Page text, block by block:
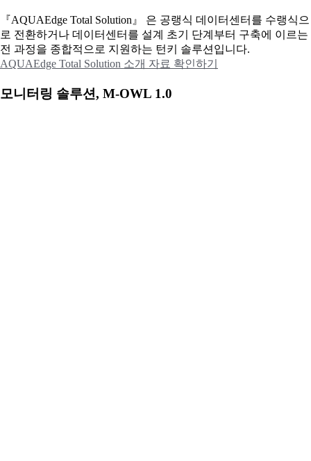
『AQUAEdge Total Solution』 은 공랭식 데이터센터를 수랭식으
로 전환하거나 데이터센터를 설계 초기 단계부터 구축에 이르는
전 과정을 종합적으로 지원하는 턴키 솔루션입니다.
AQUAEdge Total Solution 소개 자료 확인하기
모니터링 솔루션, M-OWL 1.0